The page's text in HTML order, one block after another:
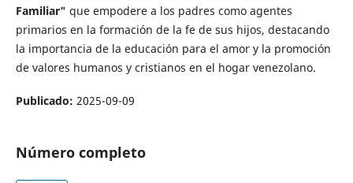
Familiar" que empodere a los padres como agentes
primarios en la formación de la fe de sus hijos, destacando
la importancia de la educación para el amor y la promoción
de valores humanos y cristianos en el hogar venezolano.
Publicado: 2025-09-09
Número completo